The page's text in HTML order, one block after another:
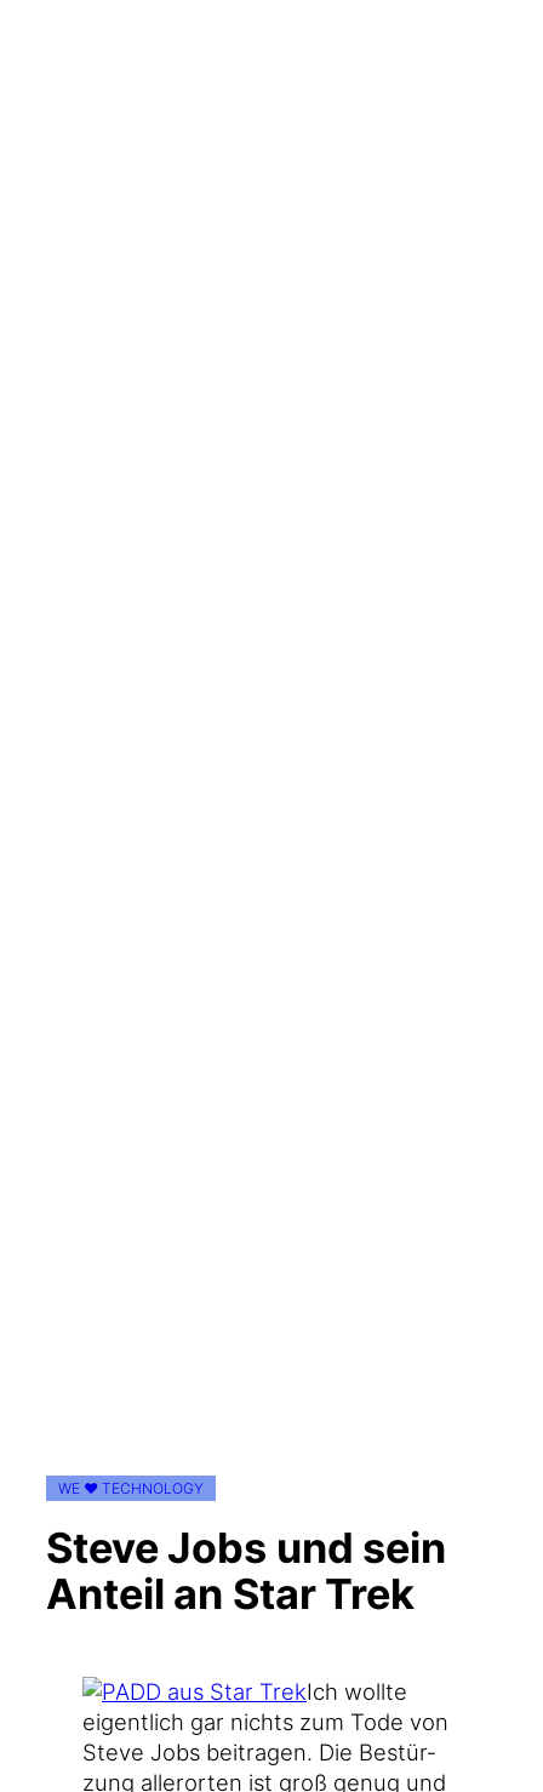
WE ♥ TECHNOLOGY
Steve Jobs und sein
Anteil an Star Trek
Ich woll­te
eigent­lich gar nichts zum Tode von
Ste­ve Jobs bei­tra­gen. Die Bestür­
zung aller­or­ten ist groß genug und